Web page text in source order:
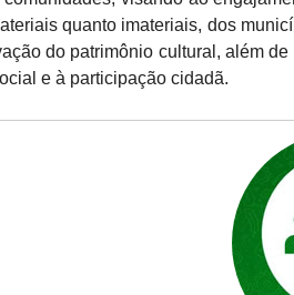
quanto imateriais, dos
do patrimônio cultural, além
e à participação cidadã.